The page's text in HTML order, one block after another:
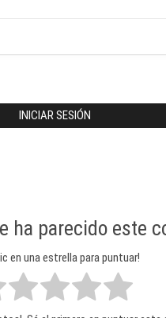
INICIAR SESIÓN
ha parecido este
en una estrella para puntuar!